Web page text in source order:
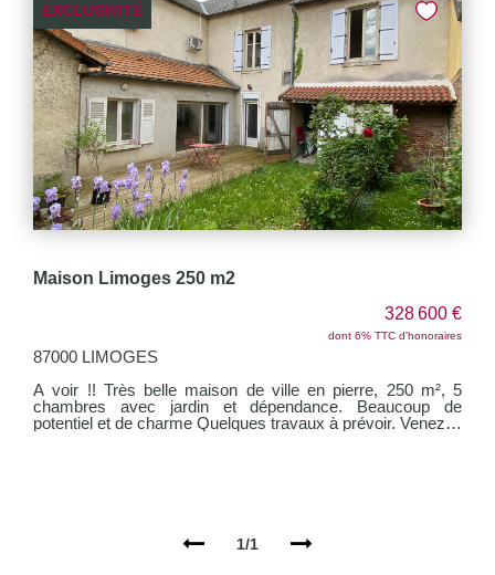
EXCLUSIVITÉ
Maison Limoges 250 m2
328 600 €
dont 6% TTC d'honoraires
87000 LIMOGES
A voir !! Très belle maison de ville en pierre, 250 m², 5
chambres avec jardin et dépendance. Beaucoup de
potentiel et de charme Quelques travaux à prévoir. Venez la
1/1